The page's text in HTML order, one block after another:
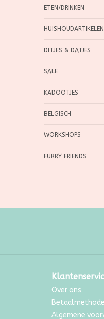
ETEN/DRINKEN
HUISHOUDARTIKELEN
DITJES & DATJES
SALE
KADOOTJES
BELGISCH
WORKSHOPS
FURRY FRIENDS
Over ons
Algemene